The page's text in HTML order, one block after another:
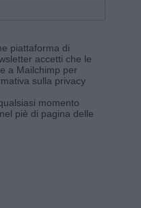
piattaforma di
accetti che le
a Mailchimp per
sulla privacy
momento
piè di pagina delle